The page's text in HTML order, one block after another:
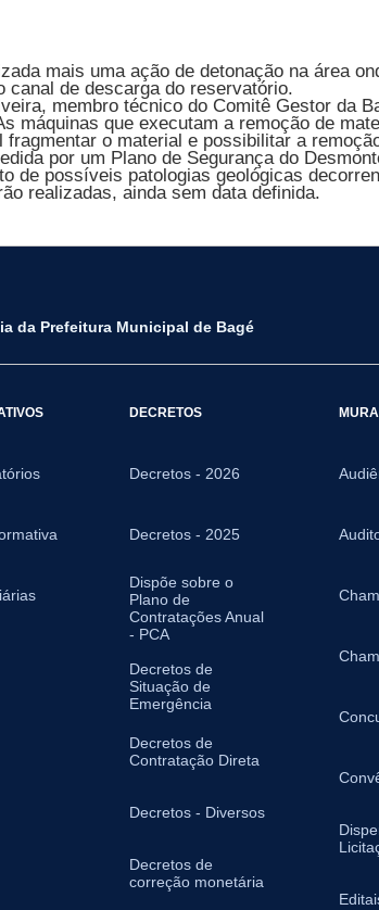
mais uma ação de detonação na área
canal de descarga do reservatório.
membro técnico do Comitê Gestor da
máquinas que executam a remoção de
o material e possibilitar a
por um Plano de Segurança do
de possíveis patologias geológicas
realizadas, ainda sem data definida.
da Prefeitura Municipal de Bagé
DECRETOS
Decretos - 2026
Decretos - 2025
Dispõe sobre o
Plano de
Contratações Anual
- PCA
Decretos de
Situação de
Emergência
Decretos de
Contratação Direta
Decretos - Diversos
Decretos de
correção monetária